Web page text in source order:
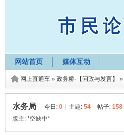
网站首页 媒体互动
网上直通车 » 政务桥-【问政与发言】 »
水务局 今日: 0 主题: 54 帖子: 158
版主: *空缺中*